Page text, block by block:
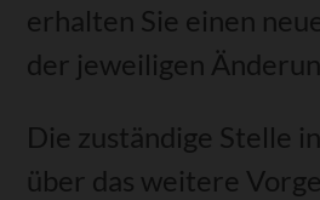
erhalten Sie einen
der jeweiligen
Die zuständige Stelle
über das weitere